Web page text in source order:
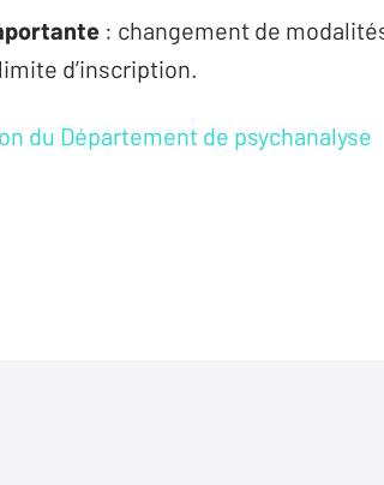
: changement de
d’inscription.
du Département de psychanalyse